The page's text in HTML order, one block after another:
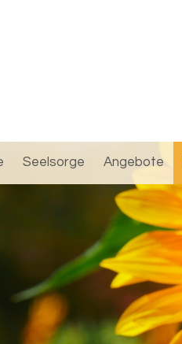
Seelsorge Angebote